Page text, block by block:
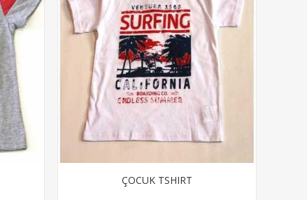
ÇOCUK TSHIRT